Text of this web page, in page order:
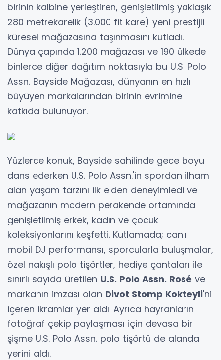
birinin kalbine yerleştiren, genişletilmiş yaklaşık
280 metrekarelik (3.000 fit kare) yeni prestijli
küresel mağazasına taşınmasını kutladı.
Dünya çapında 1.200 mağazası ve 190 ülkede
binlerce diğer dağıtım noktasıyla bu U.S. Polo
Assn. Bayside Mağazası, dünyanın en hızlı
büyüyen markalarından birinin evrimine
katkıda bulunuyor.
Yüzlerce konuk, Bayside sahilinde gece boyu
dans ederken U.S. Polo Assn.'in spordan ilham
alan yaşam tarzını ilk elden deneyimledi ve
mağazanın modern perakende ortamında
genişletilmiş erkek, kadın ve çocuk
koleksiyonlarını keşfetti. Kutlamada; canlı
mobil DJ performansı, sporcularla buluşmalar,
özel nakışlı polo tişörtler, hediye çantaları ile
sınırlı sayıda üretilen U.S. Polo Assn. Rosé ve
markanın imzası olan Divot Stomp Kokteyli'ni
içeren ikramlar yer aldı. Ayrıca hayranların
fotoğraf çekip paylaşması için devasa bir
şişme U.S. Polo Assn. polo tişörtü de alanda
yerini aldı.